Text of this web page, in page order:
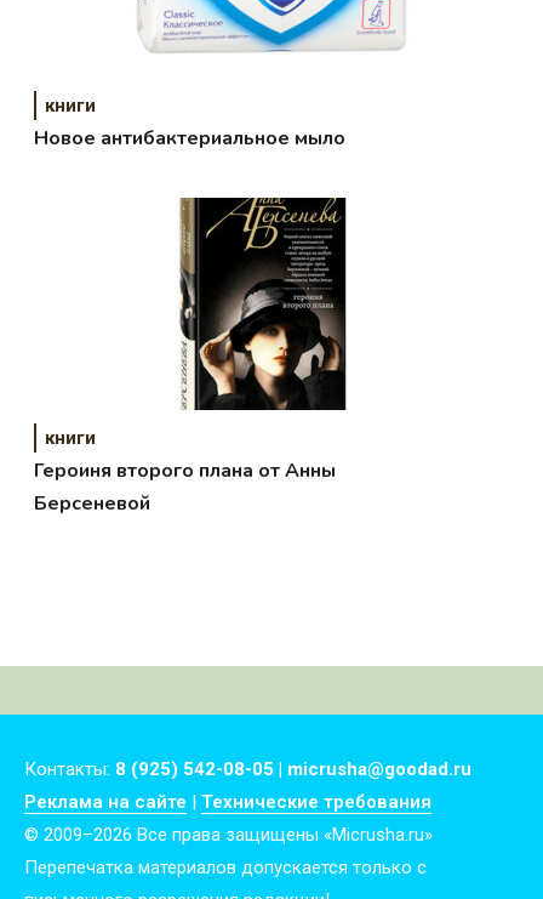
книги
Новое антибактериальное мыло
книги
Героиня второго плана от Анны
Берсеневой
Контакты: 8 (925) 542-08-05 | micrusha@goodad.ru
Реклама на сайте | Технические требования
© 2009–2026 Все права защищены «Micrusha.ru»
Перепечатка материалов допускается только с